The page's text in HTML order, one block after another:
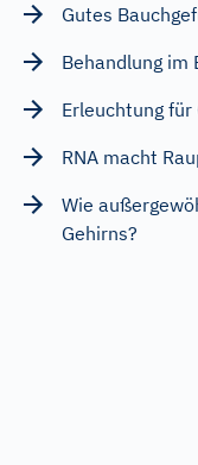
Gutes
Behandlung im
Erleuchtung
RNA macht
Wie
Gehirns?